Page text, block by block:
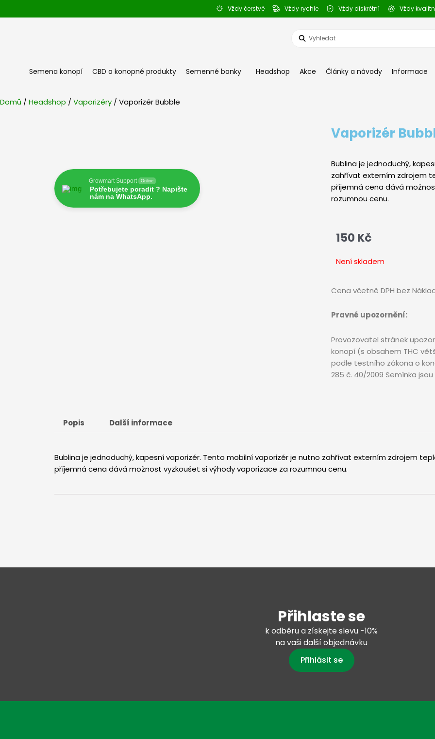
na
Vždy čerstvé Vždy rychle Vždy diskrétní Vždy
Search
Semena konopí CBD a konopné produkty Semenné banky Headshop Akce Články a návody Informace
Domů / Headshop / Vaporizéry / Vaporizér Bubble
Growmart Support Online
Potřebujete poradit ? Napište
nám na WhatsApp.
Vaporizér
Bublina je jednoduchý,
zahřívat externím zdrojem
příjemná cena dává
rozumnou cenu.
150 Kč
Není skladem
Cena včetně DPH bez
Pravné upozornění:
Provozovatel stránek
konopí (s obsahem THC
podle testního zákona o
285 č. 40/2009 Semínka
Popis Další informace
Bublina je jednoduchý, kapesní vaporizér. Tento mobilní vaporizér je nutno zahřívat externím zdrojem
příjemná cena dává možnost vyzkoušet si výhody vaporizace za rozumnou cenu.
Přihlaste se
k odběru a získejte slevu -10%
na vaši další objednávku
Přihlásit se